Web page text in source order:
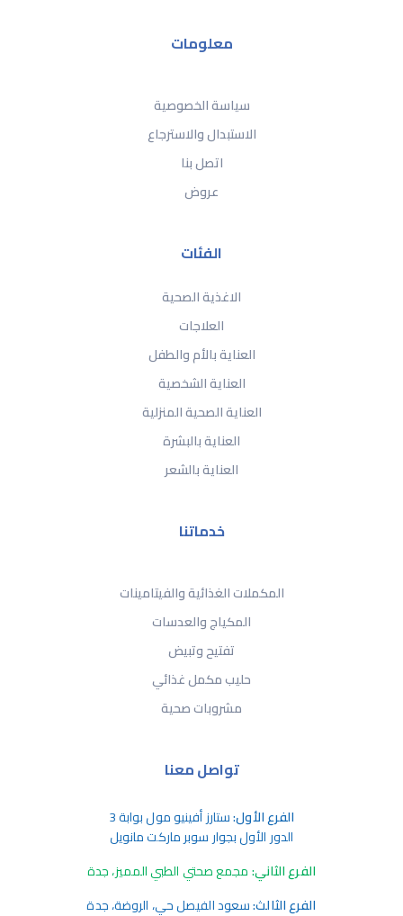
معلومات
سياسة الخصوصية
الاستبدال والاسترجاع
اتصل بنا
عروض
الفئات
الاغذية الصحية
العلاجات
العناية بالأم والطفل
العناية الشخصية
العناية الصحية المنزلية
العناية بالبشرة
العناية بالشعر
خدماتنا
المكملات الغذائية والفيتامينات
المكياج والعدسات
تفتيح وتبيض
حليب مكمل غذائي
مشروبات صحية
تواصل معنا
الفرع الأول:ستارز أفينيو مول بوابة 3
الدور الأول بجوار سوبر ماركت مانويل
الفرع الثاني:مجمع صحتي الطبي المميز، جدة
الفرع الثالث:سعود الفيصل حي، الروضة، جدة